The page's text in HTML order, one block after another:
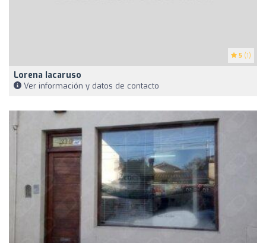
5 (1)
Lorena Iacaruso
Ver información y datos de contacto